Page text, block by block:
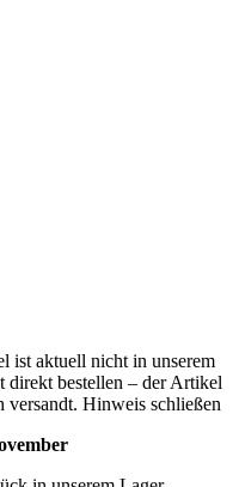
ist aktuell nicht in unserem
direkt bestellen – der Artikel
versandt. Hinweis schließen